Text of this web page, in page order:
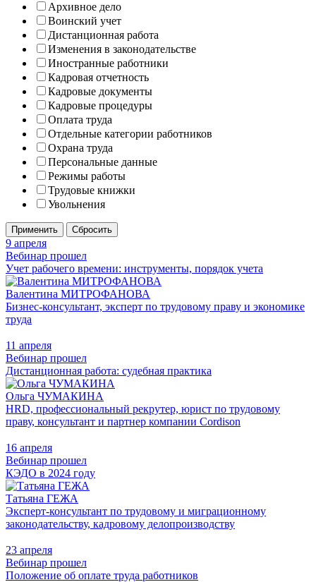
Архивное дело
Воинский учет
Дистанционная работа
Изменения в законодательстве
Иностранные работники
Кадровая отчетность
Кадровые документы
Кадровые процедуры
Оплата труда
Отдельные категории работников
Охрана труда
Персональные данные
Режимы работы
Трудовые книжки
Увольнения
9 апреля
Вебинар прошел
Учет рабочего времени: инструменты, порядок учета
Валентина МИТРОФАНОВА
Бизнес-консультант, эксперт по трудовому праву и экономике
труда
11 апреля
Вебинар прошел
Дистанционная работа: судебная практика
Ольга ЧУМАКИНА
HRD, профессиональный рекрутер, юрист по трудовому
праву, консультант и партнер компании Cordison
16 апреля
Вебинар прошел
КЭДО в 2024 году
Татьяна ГЕЖА
Эксперт-консультант по трудовому и миграционному
законодательству, кадровому делопроизводству
23 апреля
Вебинар прошел
Положение об оплате труда работников